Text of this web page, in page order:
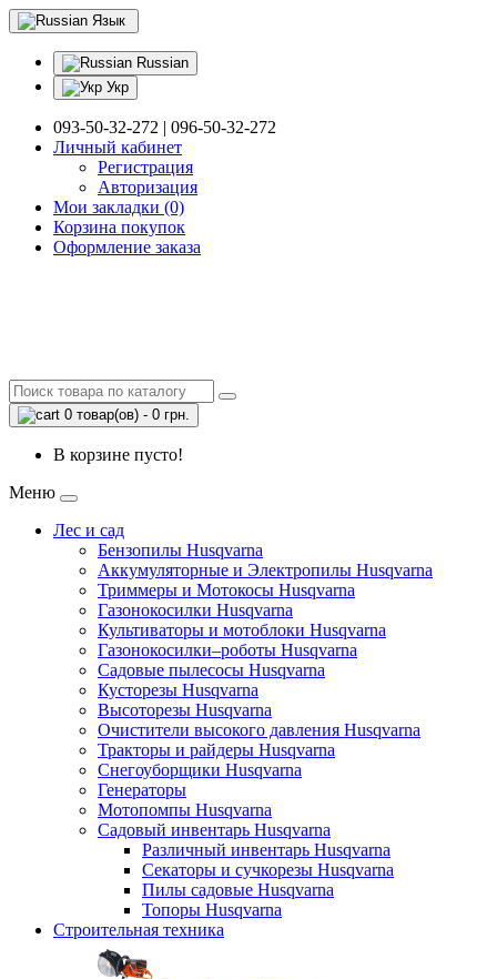
Язык
Russian
Укр
093-50-32-272 | 096-50-32-272
Личный кабинет
Регистрация
Авторизация
Мои закладки (0)
Корзина покупок
Оформление заказа
0 товар(ов) - 0 грн.
В корзине пусто!
Меню
Лес и сад
Бензопилы Husqvarna
Аккумуляторные и Электропилы Нusqvarna
Триммеры и Мотокосы Нusqvarna
Газонокосилки Husqvarna
Культиваторы и мотоблоки Husqvarna
Газонокосилки–роботы Husqvarna
Садовые пылесосы Husqvarna
Кусторезы Husqvarna
Высоторезы Husqvarna
Очистители высокого давления Husqvarna
Тракторы и райдеры Husqvarna
Снегоуборщики Husqvarna
Генераторы
Мотопомпы Husqvarna
Садовый инвентарь Husqvarna
Различный инвентарь Husqvarna
Секаторы и сучкорезы Husqvarna
Пилы садовые Husqvarna
Топоры Husqvarna
Строительная техника